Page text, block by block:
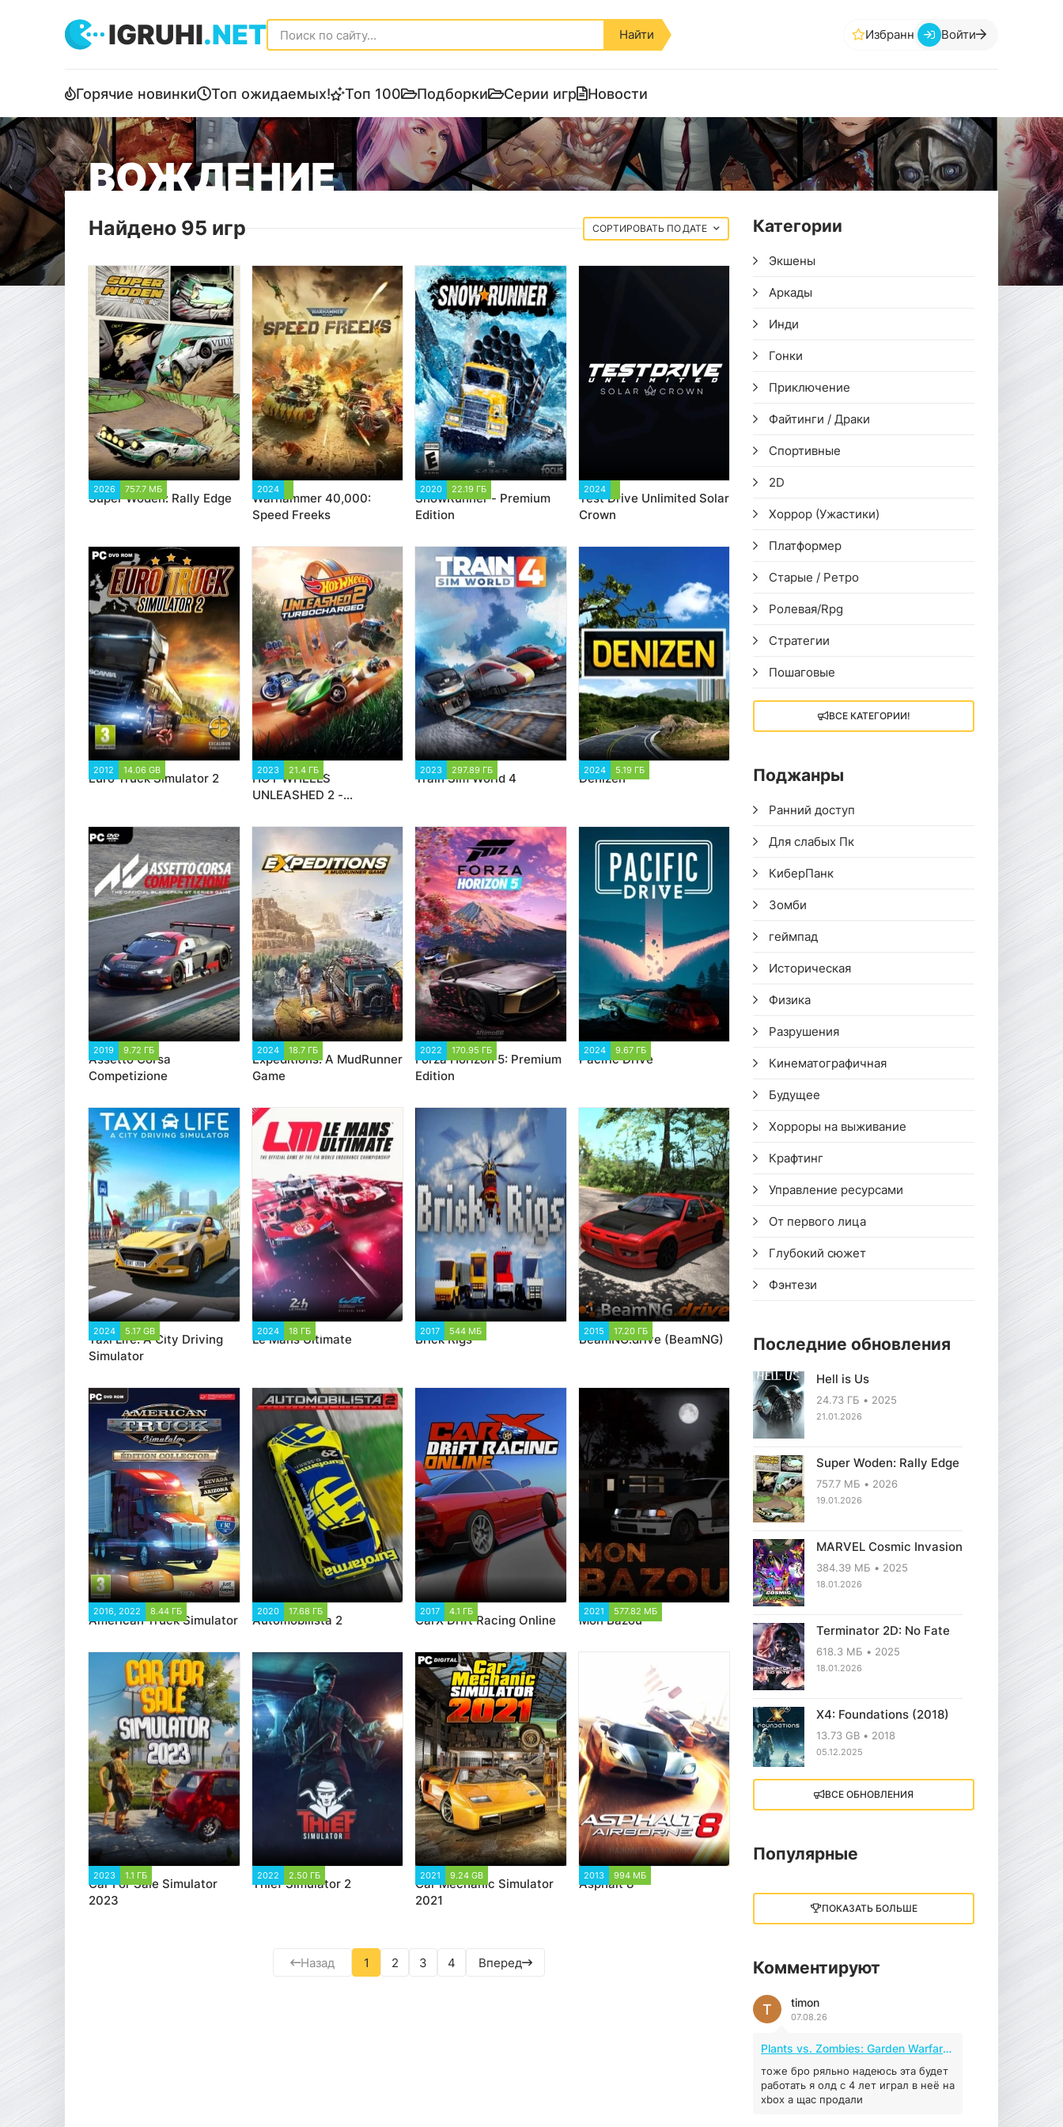
IGRUHI.NET Найти Избранное Войти
Горячие новинки Топ ожидаемых! Топ 100 Подборки Серии игр Новости
ВОЖДЕНИЕ
Найдено 95 игр ДАТЕ
2026 757.7 МБ
Super Woden: Rally Edge
2024
Warhammer 40,000:
Speed Freeks
2020 22.19 ГБ
SnowRunner - Premium
Edition
2024
Test Drive Unlimited Solar
Crown
2012 14.06 GB
Euro Truck Simulator 2
2023 21.4 ГБ
HOT WHEELS
UNLEASHED 2 -
2023 297.89 ГБ
Train Sim World 4
2024 5.19 ГБ
Denizen
2019 9.72 ГБ
Assetto Corsa
Competizione
2024 18.7 ГБ
Expeditions: A MudRunner
Game
2022 170.95 ГБ
Forza Horizon 5: Premium
Edition
2024 9.67 ГБ
Pacific Drive
2024 5.17 GB
Taxi Life: A City Driving
Simulator
2024 18 ГБ
Le Mans Ultimate
2017 544 МБ
Brick Rigs
2015 17.20 ГБ
BeamNG.drive (BeamNG)
2016, 2022 8.44 ГБ
American Truck Simulator
2020 17.68 ГБ
Automobilista 2
2017 4.1 ГБ
CarX Drift Racing Online
2021 577.82 МБ
Mon Bazou
2023 1.1 ГБ
Car For Sale Simulator
2023
2022 2.50 ГБ
Thief Simulator 2
2021 9.24 GB
Car Mechanic Simulator
2021
2013 994 МБ
Asphalt 8
Назад 1 2 3 4 Вперед
Категории
Экшены
Аркады
Инди
Гонки
Приключение
Файтинги / Драки
Спортивные
2D
Хоррор (Ужастики)
Платформер
Старые / Ретро
Ролевая/Rpg
Стратегии
Пошаговые
ВСЕ КАТЕГОРИИ!
Поджанры
Ранний доступ
Для слабых Пк
КиберПанк
Зомби
геймпад
Историческая
Физика
Разрушения
Кинематографичная
Будущее
Хорроры на выживание
Крафтинг
Управление ресурсами
От первого лица
Глубокий сюжет
Фэнтези
Последние обновления
Hell is Us
24.73 ГБ 2025
21.01.2026
Super Woden: Rally Edge
757.7 МБ 2026
19.01.2026
MARVEL Cosmic Invasion
384.39 МБ 2025
18.01.2026
Terminator 2D: No Fate
618.3 МБ 2025
18.01.2026
X4: Foundations (2018)
13.73 GB 2018
05.12.2025
Little Nightmares III
4.96 ГБ 2023
MAFIA: THE OLD
COUNTRY
44.98 ГБ
04.12.2025
Red Chaos - The Strict
Order
5.43 ГБ 2025
04.12.2025
ВСЕ ОБНОВЛЕНИЯ
Популярные
ПОКАЗАТЬ БОЛЬШЕ
Комментируют
timon
07.08.26
T
Plants vs. Zombies: Garden Warfare 2 (2016)
тоже бро ряльно надеюсь эта будет
работать я олд с 4 лет играл в неё на
xbox а щас продали